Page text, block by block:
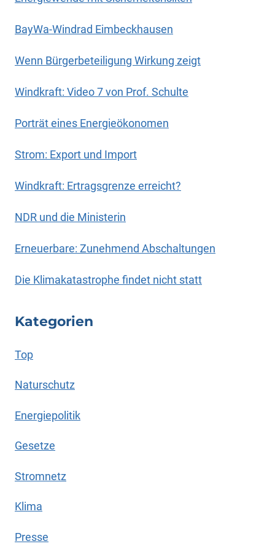
BayWa-Windrad Eimbeckhausen
Wenn Bürgerbeteiligung Wirkung zeigt
Windkraft: Video 7 von Prof. Schulte
Porträt eines Energieökonomen
Strom: Export und Import
Windkraft: Ertragsgrenze erreicht?
NDR und die Ministerin
Erneuerbare: Zunehmend Abschaltungen
Die Klimakatastrophe findet nicht statt
Kategorien
Top
Naturschutz
Energiepolitik
Gesetze
Stromnetz
Klima
Presse